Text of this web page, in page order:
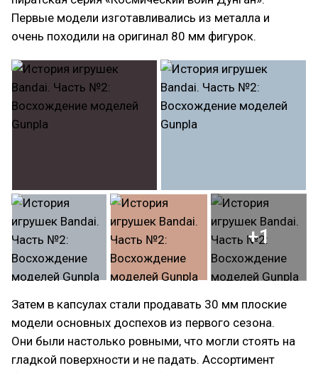
Первые модели изготавливались из металла и
очень походили на оригинал 80 мм фигурок.
+1
Затем в капсулах стали продавать 30 мм плоские
модели основных доспехов из первого сезона.
Они были настолько ровными, что могли стоять на
гладкой поверхности и не падать. Ассортимент